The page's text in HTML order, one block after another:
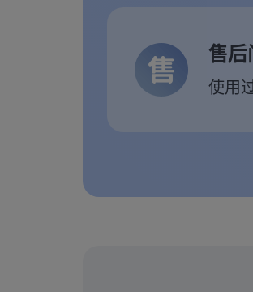
售后
使用